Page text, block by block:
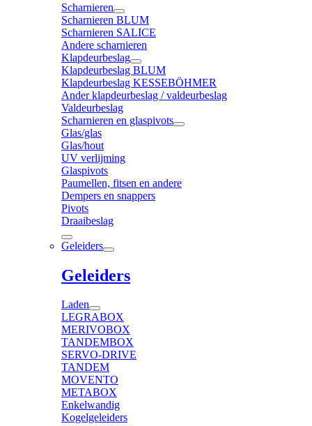
Scharnieren
Scharnieren BLUM
Scharnieren SALICE
Andere scharnieren
Klapdeurbeslag
Klapdeurbeslag BLUM
Klapdeurbeslag KESSEBÖHMER
Ander klapdeurbeslag / valdeurbeslag
Valdeurbeslag
Scharnieren en glaspivots
Glas/glas
Glas/hout
UV verlijming
Glaspivots
Paumellen, fitsen en andere
Dempers en snappers
Pivots
Draaibeslag
Geleiders
Geleiders
Laden
LEGRABOX
MERIVOBOX
TANDEMBOX
SERVO-DRIVE
TANDEM
MOVENTO
METABOX
Enkelwandig
Kogelgeleiders